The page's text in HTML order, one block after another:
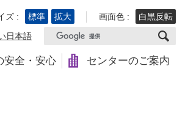
ズ :
標準 拡大 画面色 :
白黒反転
日本語
安全・安心 センターのご案内